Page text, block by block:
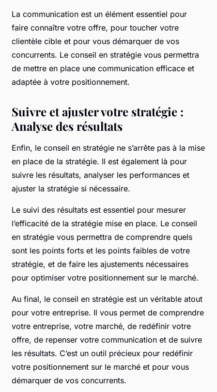
La communication est un élément essentiel pour
faire connaître votre offre, pour toucher votre
clientèle cible et pour vous démarquer de vos
concurrents. Le conseil en stratégie vous permettra
de mettre en place une communication efficace et
adaptée à votre positionnement.
Suivre et ajuster votre stratégie :
Analyse des résultats
Enfin, le conseil en stratégie ne s’arrête pas à la mise
en place de la stratégie. Il est également là pour
suivre les résultats, analyser les performances et
ajuster la stratégie si nécessaire.
Le suivi des résultats est essentiel pour mesurer
l’efficacité de la stratégie mise en place. Le conseil
en stratégie vous permettra de comprendre quels
sont les points forts et les points faibles de votre
stratégie, et de faire les ajustements nécessaires
pour optimiser votre positionnement sur le marché.
Au final, le conseil en stratégie est un véritable atout
pour votre entreprise. Il vous permet de comprendre
votre entreprise, votre marché, de redéfinir votre
offre, de repenser votre communication et de suivre
les résultats. C’est un outil précieux pour redéfinir
votre positionnement sur le marché et pour vous
démarquer de vos concurrents.